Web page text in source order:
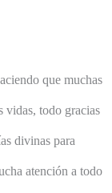
que muchas
vidas, todo gracias
divinas para
atención a todo